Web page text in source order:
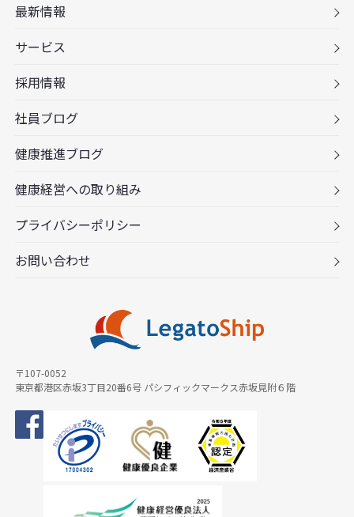
〒107-0052
東京都港区赤坂3丁目20番6号 パシフィックマークス赤坂見附６階
最新情報
サービス
採用情報
社員ブログ
健康推進ブログ
健康経営への取り組み
プライバシーポリシー
お問い合わせ